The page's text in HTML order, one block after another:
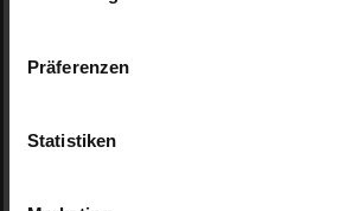
Präferenzen
Statistiken
gefunden.